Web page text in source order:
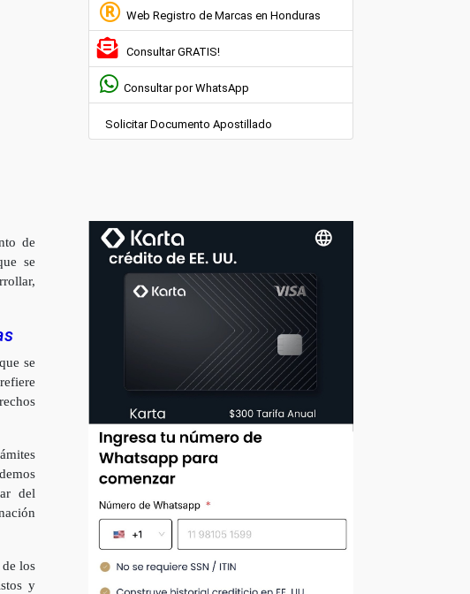
de
se
se
del
los
y
Web Registro de Marcas en Honduras
Consultar GRATIS!
Consultar por WhatsApp
Solicitar Documento Apostillado